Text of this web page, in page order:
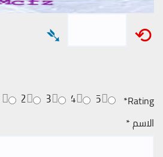
⟲
➴
Rating
*
5
4
3
2
الاسم*